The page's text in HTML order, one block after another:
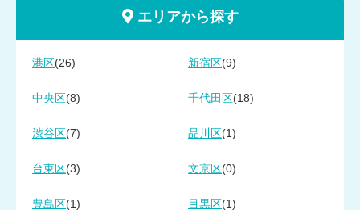
エリアから探す
港区 (26) 新宿区 (9)
中央区 (8) 千代田区 (18)
渋谷区 (7) 品川区 (1)
台東区 (3) 文京区 (0)
豊島区 (1) 目黒区 (1)